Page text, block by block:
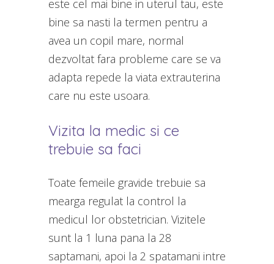
este cel mai bine in uterul tau, este
bine sa nasti la termen pentru a
avea un copil mare, normal
dezvoltat fara probleme care se va
adapta repede la viata extrauterina
care nu este usoara.
Vizita la medic si ce
trebuie sa faci
Toate femeile gravide trebuie sa
mearga regulat la control la
medicul lor obstetrician. Vizitele
sunt la 1 luna pana la 28
saptamani, apoi la 2 spatamani intre